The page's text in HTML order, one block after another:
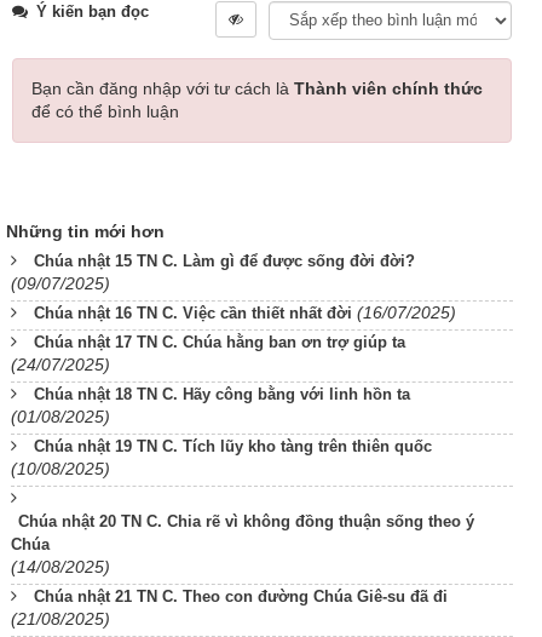
Ý kiến bạn đọc
Bạn cần đăng nhập với tư cách là Thành viên chính thức
để có thể bình luận
Những tin mới hơn
Chúa nhật 15 TN C. Làm gì để được sống đời đời?
(09/07/2025)
Chúa nhật 16 TN C. Việc cần thiết nhất đời (16/07/2025)
Chúa nhật 17 TN C. Chúa hằng ban ơn trợ giúp ta
(24/07/2025)
Chúa nhật 18 TN C. Hãy công bằng với linh hồn ta
(01/08/2025)
Chúa nhật 19 TN C. Tích lũy kho tàng trên thiên quốc
(10/08/2025)
Chúa nhật 20 TN C. Chia rẽ vì không đồng thuận sống theo ý
Chúa
(14/08/2025)
Chúa nhật 21 TN C. Theo con đường Chúa Giê-su đã đi
(21/08/2025)